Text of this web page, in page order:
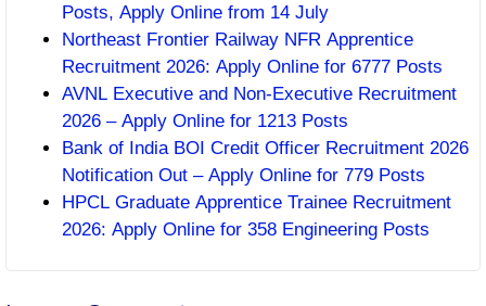
Posts, Apply Online from 14 July
Northeast Frontier Railway NFR Apprentice
Recruitment 2026: Apply Online for 6777 Posts
AVNL Executive and Non-Executive Recruitment
2026 – Apply Online for 1213 Posts
Bank of India BOI Credit Officer Recruitment 2026
Notification Out – Apply Online for 779 Posts
HPCL Graduate Apprentice Trainee Recruitment
2026: Apply Online for 358 Engineering Posts